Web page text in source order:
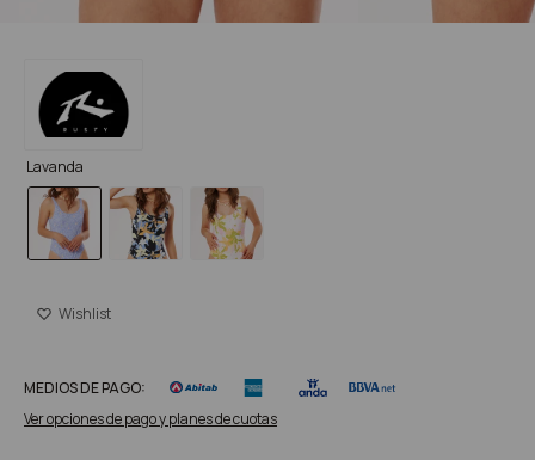
Lavanda
MEDIOS DE PAGO:
Ver opciones de pago y planes de cuotas